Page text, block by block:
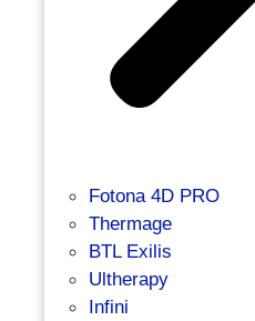
Fotona 4D PRO
Thermage
BTL Exilis
Ultherapy
Infini